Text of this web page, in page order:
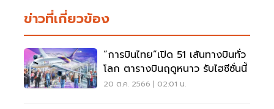
ข่าวที่เกี่ยวข้อง
“การบินไทย”เปิด 51 เส้นทางบินทั่ว
โลก ตารางบินฤดูหนาว รับไฮซีซั่นนี้
20 ต.ค. 2566 | 02:01 น.